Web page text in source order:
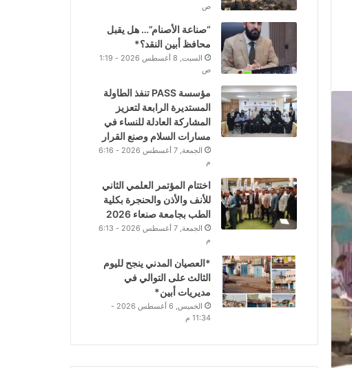
ص
“صناعة الأصنام”… هل يقبل
محافظ أبين النقد؟*
السبت, 8 أغسطس 2026 - 1:19
ص
مؤسسة PASS تنفذ الطاولة
المستديرة الرابعة لتعزيز
المشاركة العادلة للنساء في
مسارات السلام وصنع القرار
الجمعة, 7 أغسطس 2026 - 6:16
م
اختتام المؤتمر العلمي الثاني
للأنف والأذن والحنجرة بكلية
الطب بجامعة صنعاء 2026
الجمعة, 7 أغسطس 2026 - 6:13
م
*العصيان المدني ينجح لليوم
الثالث على التوالي في
مديريات أبين*
الخميس, 6 أغسطس 2026 -
11:34 م